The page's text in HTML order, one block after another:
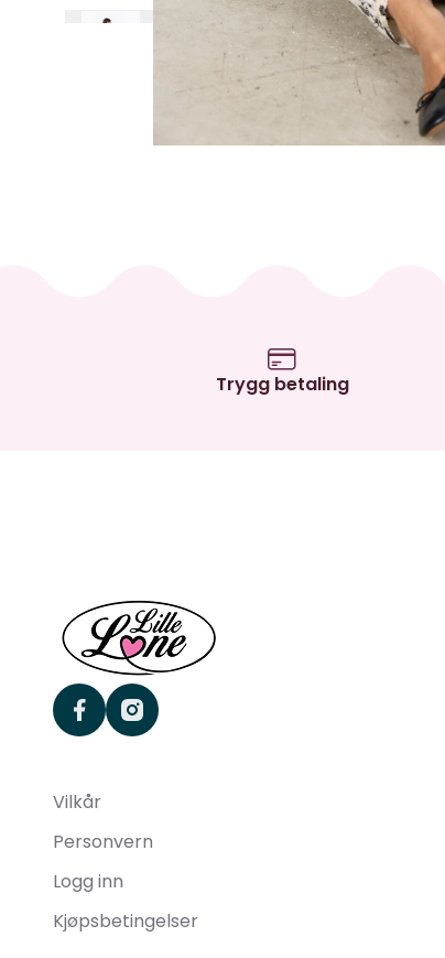
Trygg betaling
facebookinstagram
Vilkår
Personvern
Logg inn
Kjøpsbetingelser